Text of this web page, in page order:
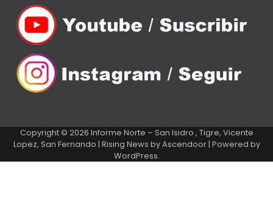
Copyright © 2026 Informe Norte – San Isidro , Tigre, Vicente
Lopez, San Fernando | Rising News byAscendoor| Powered by
WordPress.